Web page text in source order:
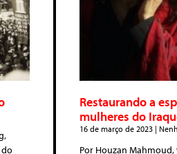
do
Restaurando a
mulheres do
16 de março de 2023
Por Houzan Mahmoud,